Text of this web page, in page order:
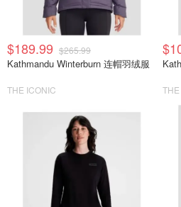
$189.99 $265.99
Kathmandu Winterburn 连帽羽绒服
THE ICONIC